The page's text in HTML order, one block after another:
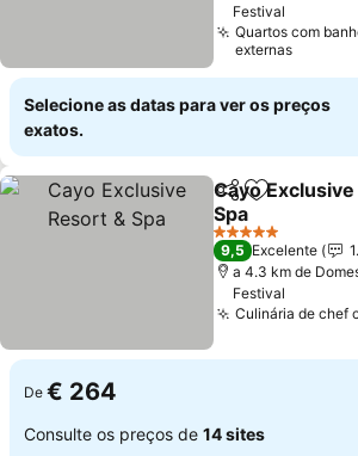
Festival
Quartos com
externas
Selecione as datas para ver os preços
exatos.
PartilharAdicionar
Cayo
Spa
Ver preços
5 Estrelas
9,5 Excelente
a 4.3 km de
Festival
Culinária de chef
De € 264
Consulte os preços de 14 sites